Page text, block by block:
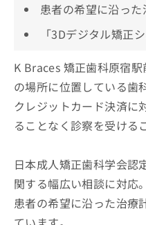
患者の希望に沿っ
「3Dデジタル矯正
K Braces 矯正歯科原宿
の場所に位置している歯
クレジットカード決済に
ることなく診察を受ける
日本成人矯正歯科学会認
関する幅広い相談に対応。
患者の希望に沿った治療